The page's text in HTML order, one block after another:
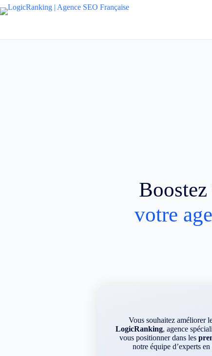
votre
Vous souhaitez améliorer
LogicRanking, agence
vous positionner dans les
notre équipe d’experts en